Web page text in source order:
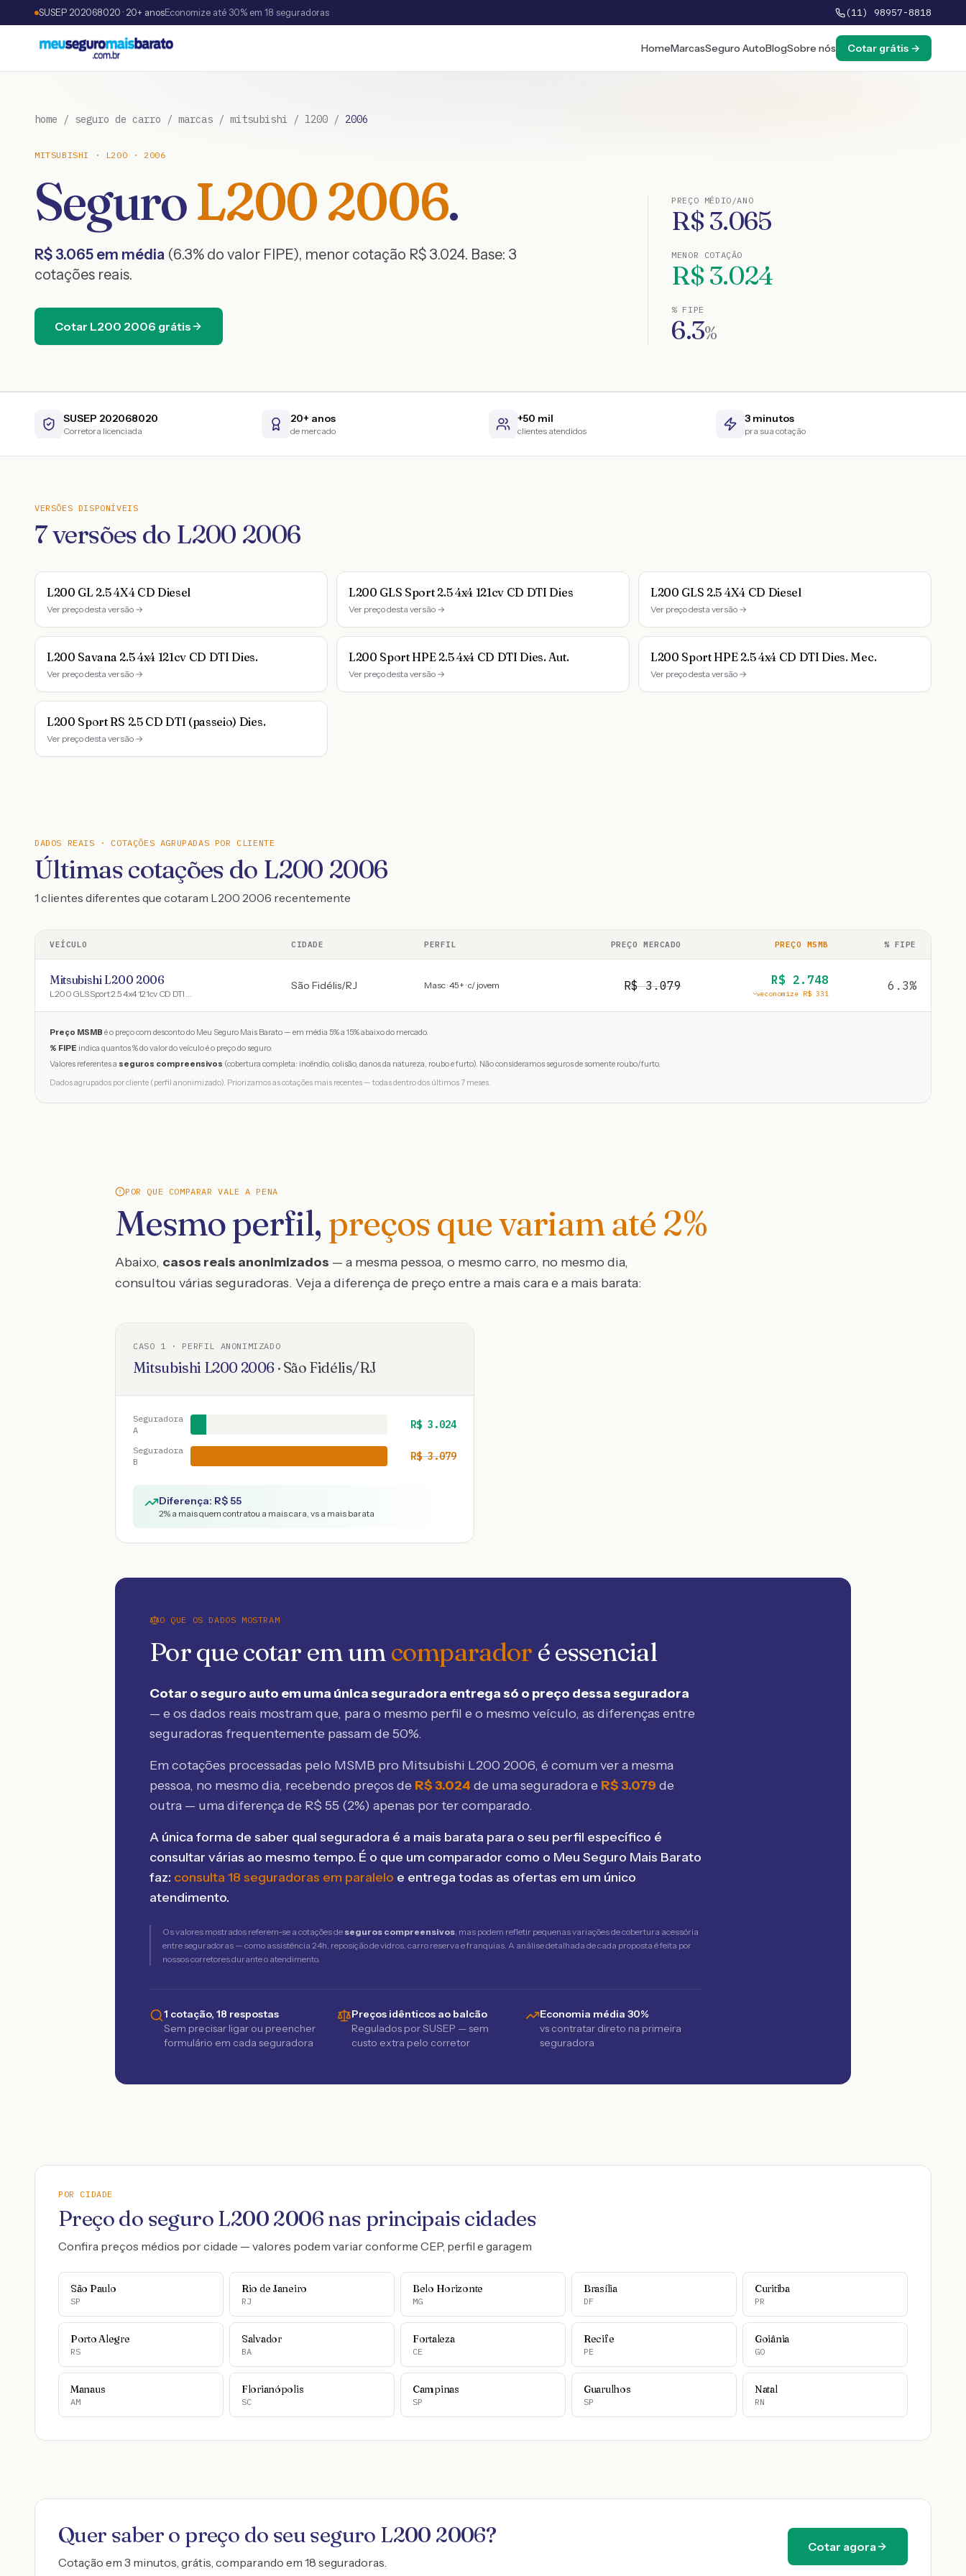
SUSEP 202068020 · 20+ anosEconomize até 30% em 18 seguradoras (11) 98957-8818
HomeMarcasSeguro AutoBlogSobre nós Cotar grátis →
home / seguro de carro / marcas / mitsubishi / l200 / 2006
MITSUBISHI · L200 · 2006
SeguroL2002006.
R$ 3.065 em média (6.3% do valor FIPE), menor cotação R$ 3.024. Base: 3
cotações reais.
Cotar L200 2006 grátis
PREÇO MÉDIO/ANO
R$ 3.065
MENOR COTAÇÃO
R$ 3.024
% FIPE
6.3%
SUSEP 202068020
Corretora licenciada
20+ anos
de mercado
+50 mil
clientes atendidos
3 minutos
pra sua cotação
VERSÕES DISPONÍVEIS
7versões do L200 2006
L200 GL 2.5 4X4 CD Diesel
Ver preço desta versão →
L200 GLS Sport 2.5 4x4 121cv CD DTI Dies
Ver preço desta versão →
L200 GLS 2.5 4X4 CD Diesel
Ver preço desta versão →
L200 Savana 2.5 4x4 121cv CD DTI Dies.
Ver preço desta versão →
L200 Sport HPE 2.5 4x4 CD DTI Dies. Aut.
Ver preço desta versão →
L200 Sport HPE 2.5 4x4 CD DTI Dies. Mec.
Ver preço desta versão →
L200 Sport RS 2.5 CD DTI (passeio) Dies.
Ver preço desta versão →
DADOS REAIS · COTAÇÕES AGRUPADAS POR CLIENTE
Últimas cotações do L200 2006
1 clientes diferentes que cotaram L200 2006 recentemente
VEÍCULO CIDADE PERFIL PREÇO MERCADO PREÇO MSMB % FIPE
Mitsubishi L200 2006
L200 GLS Sport 2.5 4x4 121cv CD DTI Dies
São Fidélis/RJ Masc · 45+ · c/ jovem R$3.079 R$ 2.748
economize R$ 331
6.3%
Preço MSMB é o preço com desconto do Meu Seguro Mais Barato — em média 5% a 15% abaixo do mercado.
% FIPE indica quantos % do valor do veículo é o preço do seguro.
Valores referentes a seguros compreensivos (cobertura completa: incêndio, colisão, danos da natureza, roubo e furto). Não consideramos seguros de somente roubo/furto.
Dados agrupados por cliente (perfil anonimizado). Priorizamos as cotações mais recentes — todas dentro dos últimos 7 meses.
POR QUE COMPARAR VALE A PENA
Mesmo perfil, preços que variam até 2%
Abaixo, casos reais anonimizados — a mesma pessoa, o mesmo carro, no mesmo dia,
consultou várias seguradoras. Veja a diferença de preço entre a mais cara e a mais barata:
CASO 1 · PERFIL ANONIMIZADO
Mitsubishi L200 2006 · São Fidélis/RJ
Seguradora
A
R$ 3.024
Seguradora
B
R$3.079
Diferença: R$55
2% a mais quem contratou a mais cara, vs a mais barata
O QUE OS DADOS MOSTRAM
Por que cotar em umcomparador é essencial
Cotar o seguro auto em uma única seguradora entrega só o preço dessa seguradora
— e os dados reais mostram que, para o mesmo perfil e o mesmo veículo, as diferenças entre
seguradoras frequentemente passam de 50%.
Em cotações processadas pelo MSMB pro Mitsubishi L200 2006, é comum ver a mesma
pessoa, no mesmo dia, recebendo preços de R$3.024 de uma seguradora e R$3.079 de
outra — uma diferença de R$ 55 (2%) apenas por ter comparado.
A única forma de saber qual seguradora é a mais barata para o seu perfil específico é
consultar várias ao mesmo tempo. É o que um comparador como o Meu Seguro Mais Barato
faz: consulta 18 seguradoras em paralelo e entrega todas as ofertas em um único
atendimento.
Os valores mostrados referem-se a cotações de seguros compreensivos, mas podem refletir pequenas variações de cobertura acessória
entre seguradoras — como assistência 24h, reposição de vidros, carro reserva e franquias. A análise detalhada de cada proposta é feita por
nossos corretores durante o atendimento.
1 cotação, 18 respostas
Sem precisar ligar ou preencher
formulário em cada seguradora
Preços idênticos ao balcão
Regulados por SUSEP — sem
custo extra pelo corretor
Economia média 30%
vs contratar direto na primeira
seguradora
POR CIDADE
Preço do seguroL2002006nas principais cidades
Confira preços médios por cidade — valores podem variar conforme CEP, perfil e garagem
São Paulo
SP
Rio de Janeiro
RJ
Belo Horizonte
MG
Brasília
DF
Curitiba
PR
Porto Alegre
RS
Salvador
BA
Fortaleza
CE
Recife
PE
Goiânia
GO
Manaus
AM
Florianópolis
SC
Campinas
SP
Guarulhos
SP
Natal
RN
Quer saber o preço do seu seguro L200 2006?
Cotação em 3 minutos, grátis, comparando em 18 seguradoras.
Cotar agora